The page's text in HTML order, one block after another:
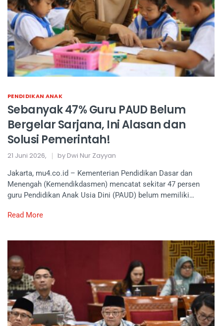
PENDIDIKAN ANAK
Sebanyak 47% Guru PAUD Belum
Bergelar Sarjana, Ini Alasan dan
Solusi Pemerintah!
21 Juni 2026, by Dwi Nur Zayyan
Jakarta, mu4.co.id – Kementerian Pendidikan Dasar dan
Menengah (Kemendikdasmen) mencatat sekitar 47 persen
guru Pendidikan Anak Usia Dini (PAUD) belum memiliki…
Read More